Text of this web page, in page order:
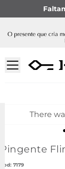
There
Pingente
: 7179